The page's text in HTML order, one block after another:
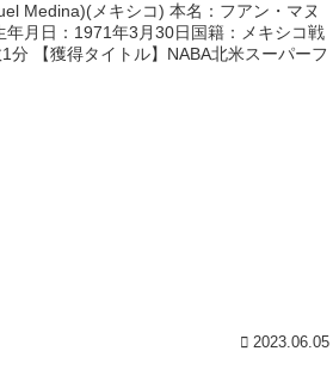
Medina)(メキシコ) 本名：フアン・マヌ
年月日：1971年3月30日国籍：メキシコ戦
分 【獲得タイトル】NABA北米スーパーフ
2023.06.05